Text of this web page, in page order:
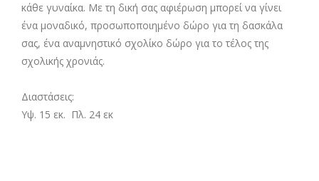
κάθε γυναίκα. Με τη δική σας αφιέρωση μπορεί να γίνει
ένα μοναδικό, προσωποποιημένο δώρο για τη δασκάλα
σας, ένα αναμνηστικό σχολίκο δώρο για το τέλος της
σχολικής χρονιάς.
Διαστάσεις:
Υψ. 15 εκ. Πλ. 24 εκ